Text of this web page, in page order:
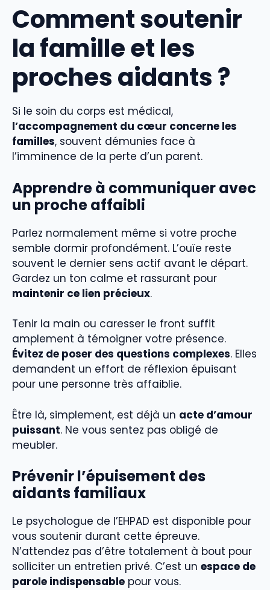
Comment soutenir
la famille et les
proches aidants ?
Si le soin du corps est médical,
l’accompagnement du cœur concerne les
familles, souvent démunies face à
l’imminence de la perte d’un parent.
Apprendre à communiquer avec
un proche affaibli
Parlez normalement même si votre proche
semble dormir profondément. L’ouïe reste
souvent le dernier sens actif avant le départ.
Gardez un ton calme et rassurant pour
maintenir ce lien précieux.
Tenir la main ou caresser le front suffit
amplement à témoigner votre présence.
Évitez de poser des questions complexes. Elles
demandent un effort de réflexion épuisant
pour une personne très affaiblie.
Être là, simplement, est déjà un acte d’amour
puissant. Ne vous sentez pas obligé de
meubler.
Prévenir l’épuisement des
aidants familiaux
Le psychologue de l’EHPAD est disponible pour
vous soutenir durant cette épreuve.
N’attendez pas d’être totalement à bout pour
solliciter un entretien privé. C’est un espace de
parole indispensable pour vous.